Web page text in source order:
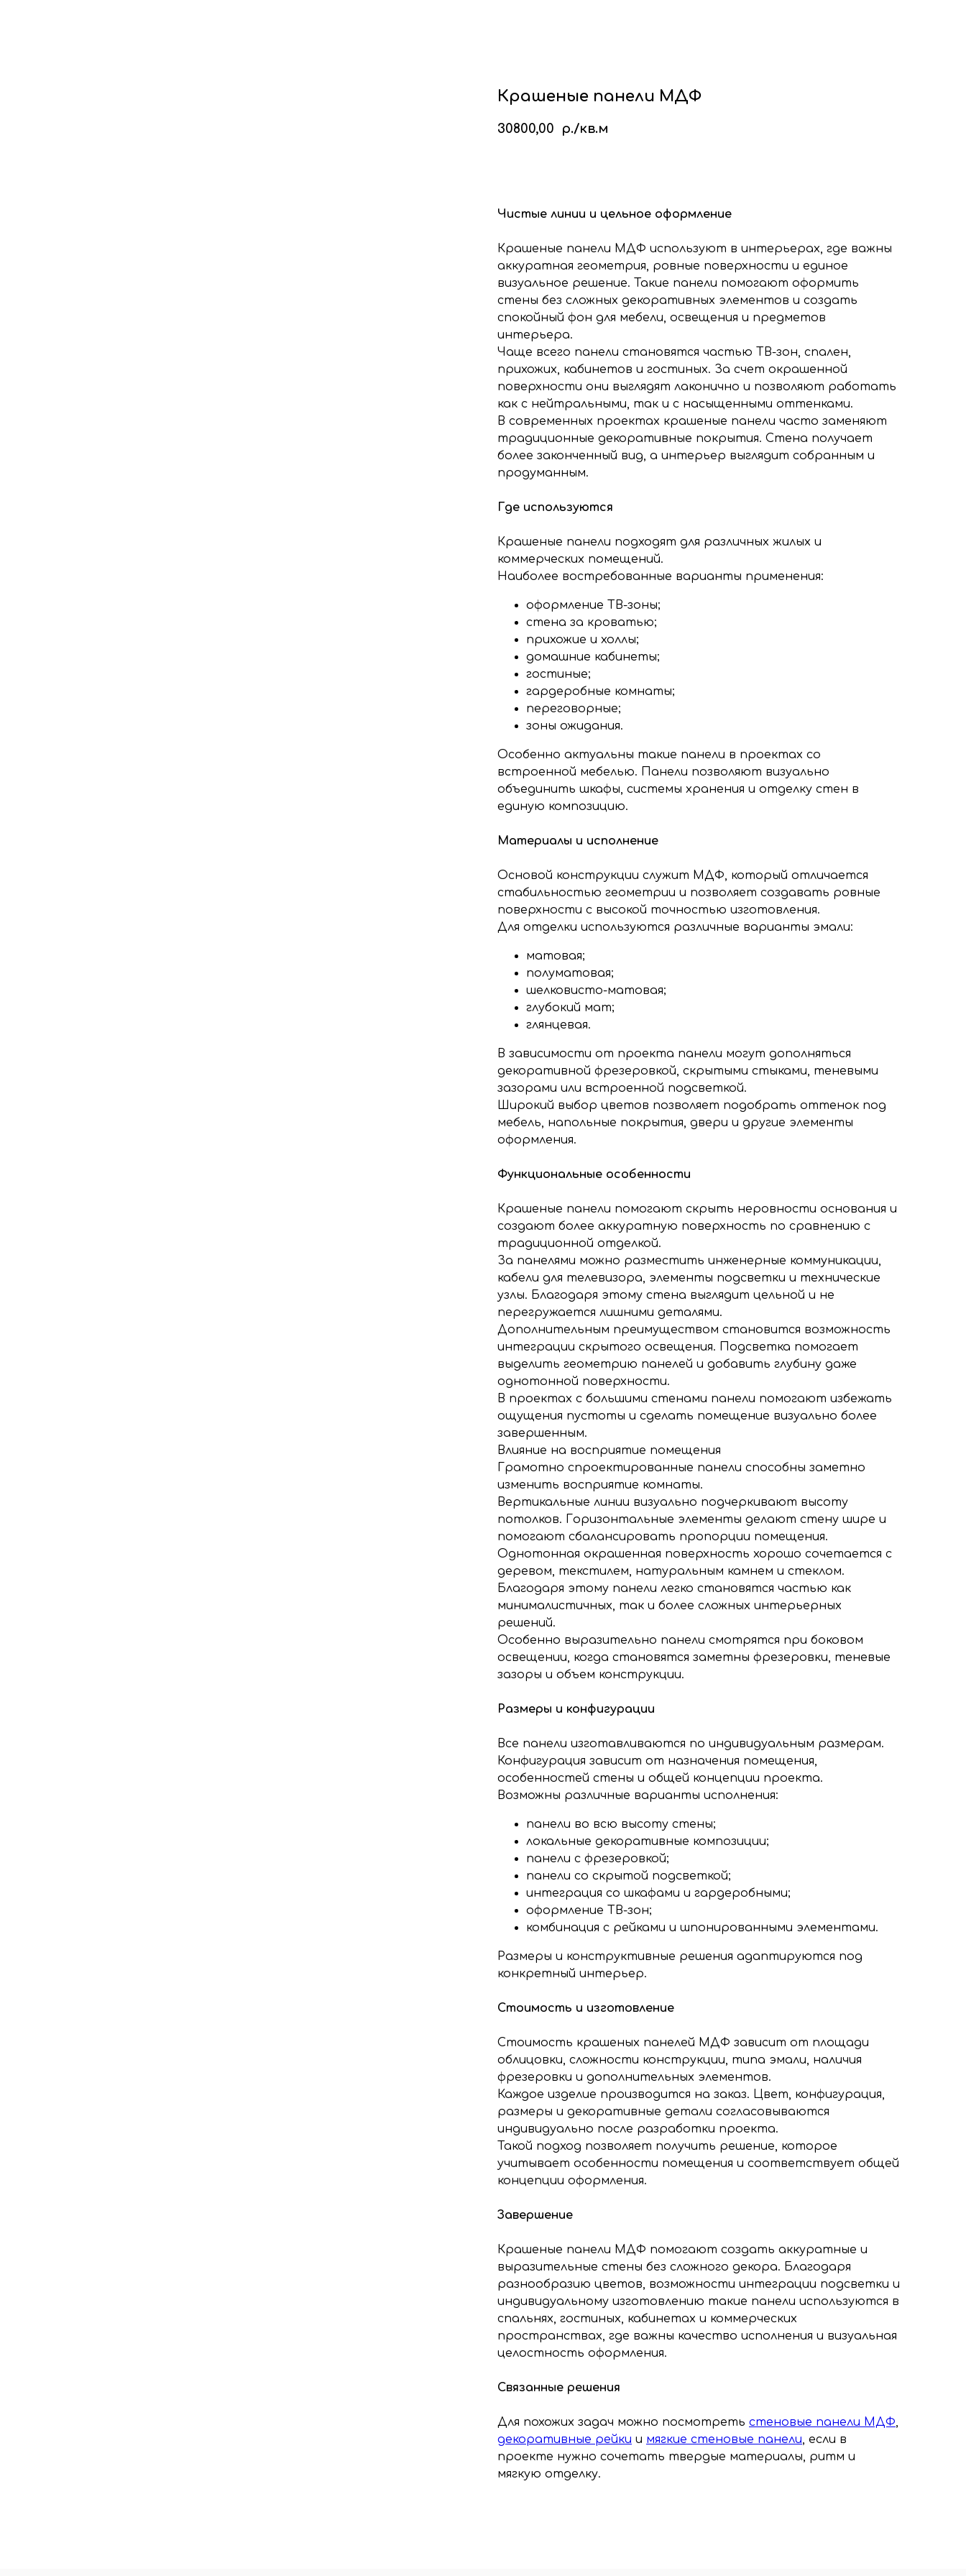
Крашеные панели МДФ
30800,00 р./кв.м
Чистые линии и цельное оформление
Крашеные панели МДФ используют в интерьерах, где важны
аккуратная геометрия, ровные поверхности и единое
визуальное решение. Такие панели помогают оформить
стены без сложных декоративных элементов и создать
спокойный фон для мебели, освещения и предметов
интерьера.
Чаще всего панели становятся частью ТВ-зон, спален,
прихожих, кабинетов и гостиных. За счет окрашенной
поверхности они выглядят лаконично и позволяют работать
как с нейтральными, так и с насыщенными оттенками.
В современных проектах крашеные панели часто заменяют
традиционные декоративные покрытия. Стена получает
более законченный вид, а интерьер выглядит собранным и
продуманным.
Где используются
Крашеные панели подходят для различных жилых и
коммерческих помещений.
Наиболее востребованные варианты применения:
оформление ТВ-зоны;
стена за кроватью;
прихожие и холлы;
домашние кабинеты;
гостиные;
гардеробные комнаты;
переговорные;
зоны ожидания.
Особенно актуальны такие панели в проектах со
встроенной мебелью. Панели позволяют визуально
объединить шкафы, системы хранения и отделку стен в
единую композицию.
Материалы и исполнение
Основой конструкции служит МДФ, который отличается
стабильностью геометрии и позволяет создавать ровные
поверхности с высокой точностью изготовления.
Для отделки используются различные варианты эмали:
матовая;
полуматовая;
шелковисто-матовая;
глубокий мат;
глянцевая.
В зависимости от проекта панели могут дополняться
декоративной фрезеровкой, скрытыми стыками, теневыми
зазорами или встроенной подсветкой.
Широкий выбор цветов позволяет подобрать оттенок под
мебель, напольные покрытия, двери и другие элементы
оформления.
Функциональные особенности
Крашеные панели помогают скрыть неровности основания и
создают более аккуратную поверхность по сравнению с
традиционной отделкой.
За панелями можно разместить инженерные коммуникации,
кабели для телевизора, элементы подсветки и технические
узлы. Благодаря этому стена выглядит цельной и не
перегружается лишними деталями.
Дополнительным преимуществом становится возможность
интеграции скрытого освещения. Подсветка помогает
выделить геометрию панелей и добавить глубину даже
однотонной поверхности.
В проектах с большими стенами панели помогают избежать
ощущения пустоты и сделать помещение визуально более
завершенным.
Влияние на восприятие помещения
Грамотно спроектированные панели способны заметно
изменить восприятие комнаты.
Вертикальные линии визуально подчеркивают высоту
потолков. Горизонтальные элементы делают стену шире и
помогают сбалансировать пропорции помещения.
Однотонная окрашенная поверхность хорошо сочетается с
деревом, текстилем, натуральным камнем и стеклом.
Благодаря этому панели легко становятся частью как
минималистичных, так и более сложных интерьерных
решений.
Особенно выразительно панели смотрятся при боковом
освещении, когда становятся заметны фрезеровки, теневые
зазоры и объем конструкции.
Размеры и конфигурации
Все панели изготавливаются по индивидуальным размерам.
Конфигурация зависит от назначения помещения,
особенностей стены и общей концепции проекта.
Возможны различные варианты исполнения:
панели во всю высоту стены;
локальные декоративные композиции;
панели с фрезеровкой;
панели со скрытой подсветкой;
интеграция со шкафами и гардеробными;
оформление ТВ-зон;
комбинация с рейками и шпонированными элементами.
Размеры и конструктивные решения адаптируются под
конкретный интерьер.
Стоимость и изготовление
Стоимость крашеных панелей МДФ зависит от площади
облицовки, сложности конструкции, типа эмали, наличия
фрезеровки и дополнительных элементов.
Каждое изделие производится на заказ. Цвет, конфигурация,
размеры и декоративные детали согласовываются
индивидуально после разработки проекта.
Такой подход позволяет получить решение, которое
учитывает особенности помещения и соответствует общей
концепции оформления.
Завершение
Крашеные панели МДФ помогают создать аккуратные и
выразительные стены без сложного декора. Благодаря
разнообразию цветов, возможности интеграции подсветки и
индивидуальному изготовлению такие панели используются в
спальнях, гостиных, кабинетах и коммерческих
пространствах, где важны качество исполнения и визуальная
целостность оформления.
Связанные решения
Для похожих задач можно посмотреть стеновые панели МДФ,
декоративные рейки и мягкие стеновые панели, если в
проекте нужно сочетать твердые материалы, ритм и
мягкую отделку.